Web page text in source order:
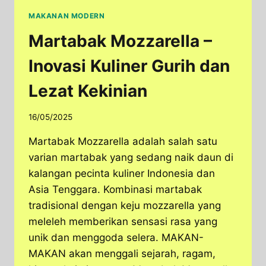
MAKANAN MODERN
Martabak Mozzarella –
Inovasi Kuliner Gurih dan
Lezat Kekinian
16/05/2025
Martabak Mozzarella adalah salah satu
varian martabak yang sedang naik daun di
kalangan pecinta kuliner Indonesia dan
Asia Tenggara. Kombinasi martabak
tradisional dengan keju mozzarella yang
meleleh memberikan sensasi rasa yang
unik dan menggoda selera. MAKAN-
MAKAN akan menggali sejarah, ragam,